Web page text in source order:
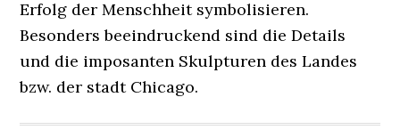
Erfolg der Menschheit symbolisieren.
Besonders beeindruckend sind die Details
und die imposanten Skulpturen des Landes
bzw. der stadt Chicago.